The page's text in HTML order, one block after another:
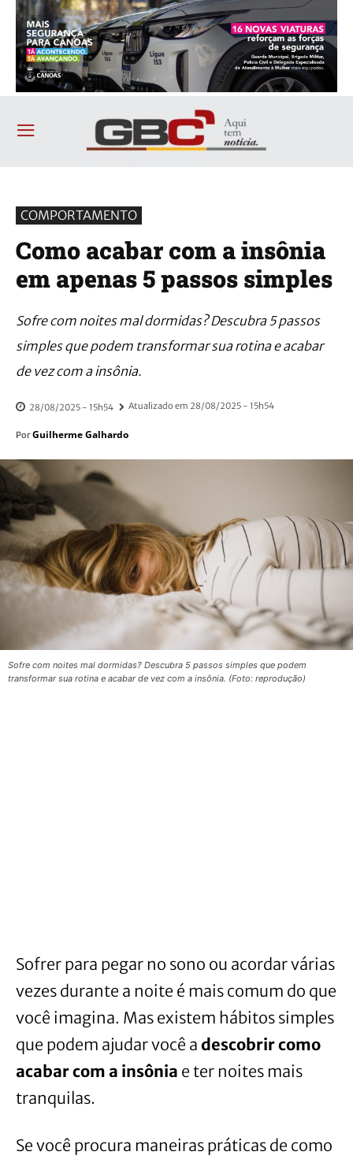
COMPORTAMENTO
Como acabar com a insônia
em apenas 5 passos simples
Sofre com noites mal dormidas? Descubra 5 passos
simples que podem transformar sua rotina e acabar
de vez com a insônia.
28/08/2025 - 15h54 Atualizado em 28/08/2025 - 15h54
Por Guilherme Galhardo
Sofre com noites mal dormidas? Descubra 5 passos simples que podem
transformar sua rotina e acabar de vez com a insônia. (Foto: reprodução)
Sofrer para pegar no sono ou acordar várias
vezes durante a noite é mais comum do que
você imagina. Mas existem hábitos simples
que podem ajudar você a descobrir como
acabar com a insônia e ter noites mais
tranquilas.
Se você procura maneiras práticas de como